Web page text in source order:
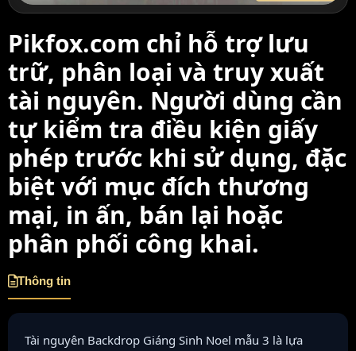
Pikfox.com chỉ hỗ trợ lưu
trữ, phân loại và truy xuất
tài nguyên. Người dùng cần
tự kiểm tra điều kiện giấy
phép trước khi sử dụng, đặc
biệt với mục đích thương
mại, in ấn, bán lại hoặc
phân phối công khai.
Thông tin
Tài nguyên Backdrop Giáng Sinh Noel mẫu 3 là lựa